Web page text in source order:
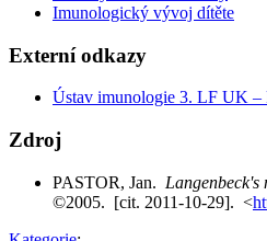
Imunologický vývoj dítěte
Externí odkazy
Ústav imunologie 3. LF UK –
Zdroj
PASTOR, Jan. Langenbeck's
©2005. [cit. 2011-10-29]. <